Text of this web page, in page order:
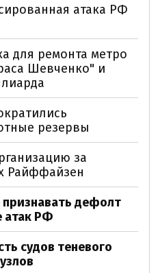
атака РФ
для ремонта метро
Шевченко" и
резервы
за
Райффайзен
дефолт
атак РФ
судов теневого